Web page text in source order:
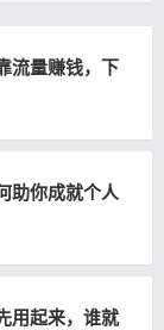
流量赚钱，下
助你成就个人
用起来，谁就